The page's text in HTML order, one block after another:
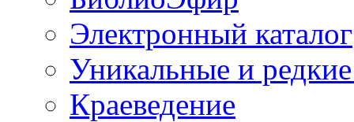
Электронный каталог
Уникальные и
Краеведение